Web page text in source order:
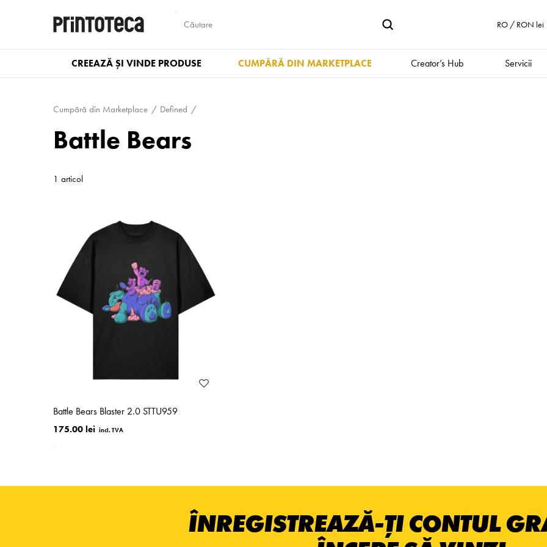
RO / RON lei
CREEAZĂ ȘI VINDE PRODUSE CUMPĂRĂ DIN MARKETPLACE Creator’s Hub Servicii
Cumpără din Marketplace Defined
Battle Bears
1 articol
Battle Bears Blaster 2.0 STTU959
175.00 lei
ÎNREGISTREAZĂ-ȚI CONTUL